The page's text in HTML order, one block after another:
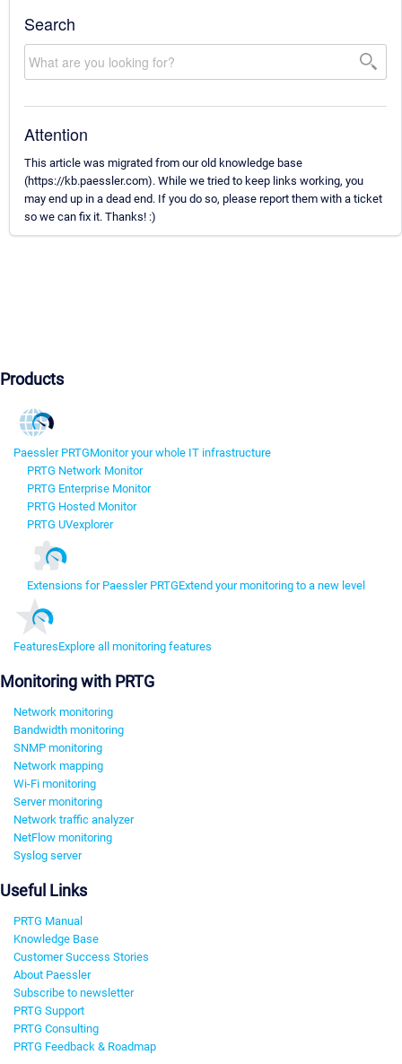
Search
Attention
This article was migrated from our old knowledge base
(https://kb.paessler.com). While we tried to keep links working, you
may end up in a dead end. If you do so, please report them with a ticket
so we can fix it. Thanks! :)
Products
Paessler PRTGMonitor your whole IT infrastructure
PRTG Network Monitor
PRTG Enterprise Monitor
PRTG Hosted Monitor
PRTG UVexplorer
Extensions for Paessler PRTGExtend your monitoring to a new level
FeaturesExplore all monitoring features
Monitoring with PRTG
Network monitoring
Bandwidth monitoring
SNMP monitoring
Network mapping
Wi-Fi monitoring
Server monitoring
Network traffic analyzer
NetFlow monitoring
Syslog server
Useful Links
PRTG Manual
Knowledge Base
Customer Success Stories
About Paessler
Subscribe to newsletter
PRTG Support
PRTG Consulting
PRTG Feedback & Roadmap